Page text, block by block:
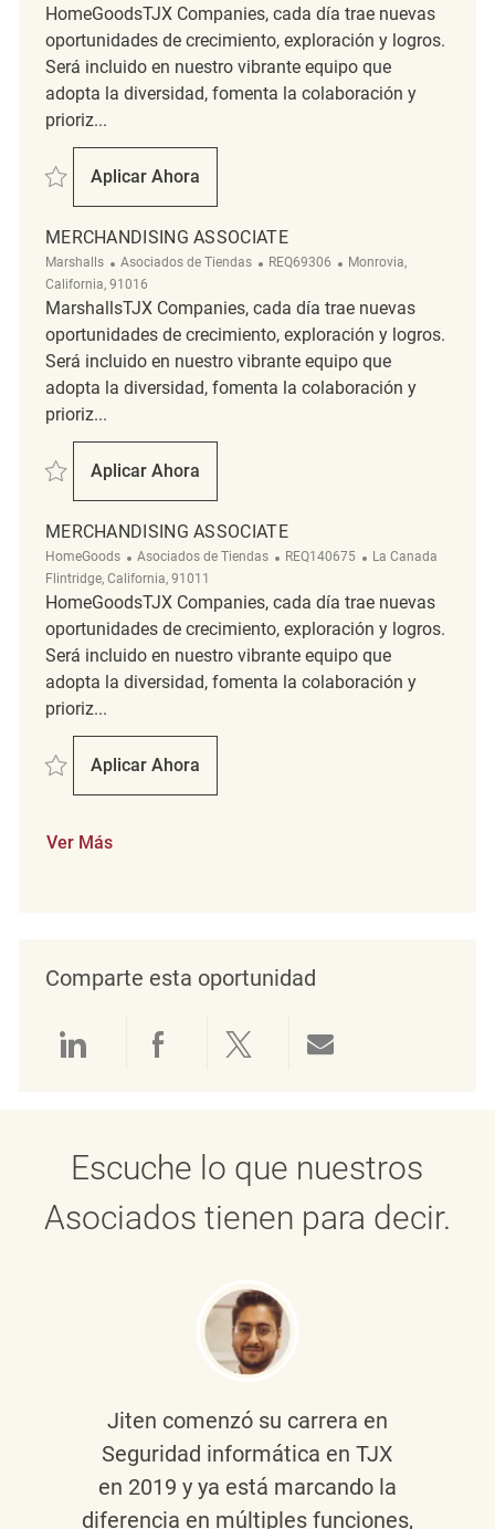
HomeGoodsTJX Companies, cada día trae nuevas
oportunidades de crecimiento, exploración y logros.
Será incluido en nuestro vibrante equipo que
adopta la diversidad, fomenta la colaboración y
prioriz...
Salvar Merchandising Associate REQ142296
Aplicar Ahora
Merchandising Associate
MERCHANDISING ASSOCIATE
Marshalls Categoría
Asociados de Tiendas ReqId
REQ69306 Ubicación
Monrovia,
California, 91016
MarshallsTJX Companies, cada día trae nuevas
oportunidades de crecimiento, exploración y logros.
Será incluido en nuestro vibrante equipo que
adopta la diversidad, fomenta la colaboración y
prioriz...
Salvar Merchandising Associate REQ69306
Aplicar Ahora
Merchandising Associate
MERCHANDISING ASSOCIATE
HomeGoods Categoría
Asociados de Tiendas ReqId
REQ140675 Ubicación
La Canada
Flintridge, California, 91011
HomeGoodsTJX Companies, cada día trae nuevas
oportunidades de crecimiento, exploración y logros.
Será incluido en nuestro vibrante equipo que
adopta la diversidad, fomenta la colaboración y
prioriz...
Salvar Merchandising Associate REQ140675
Aplicar Ahora
Merchandising Associate
Ver Más
Comparte esta oportunidad
Compartir a través de LinkedIn
Compartir a través de
Compartir a través
Escuche lo que nuestros
Asociados tienen para decir.
Jiten comenzó su carrera en
Seguridad informática en TJX
en 2019 y ya está marcando la
diferencia en múltiples funciones,